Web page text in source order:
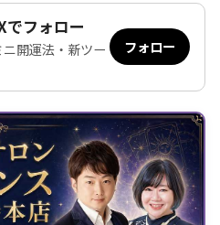
でフォロー
開運法・新ツー
フォロー